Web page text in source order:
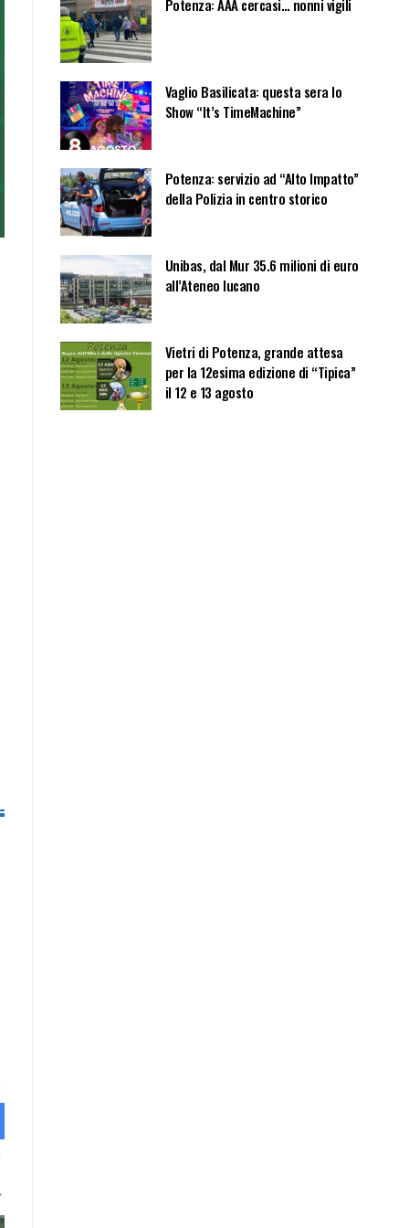
Potenza: AAA cercasi… nonni vigili
Vaglio Basilicata: questa sera lo
Show “It’s TimeMachine”
Potenza: servizio ad “Alto Impatto”
della Polizia in centro storico
Unibas, dal Mur 35.6 milioni di euro
all’Ateneo lucano
Vietri di Potenza, grande attesa
per la 12esima edizione di “Tipica”
il 12 e 13 agosto